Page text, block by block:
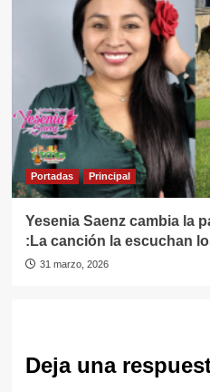
Portadas Principal
Yesenia Saenz cambia la
:La canción la escuchan
31 marzo, 2026
Deja una